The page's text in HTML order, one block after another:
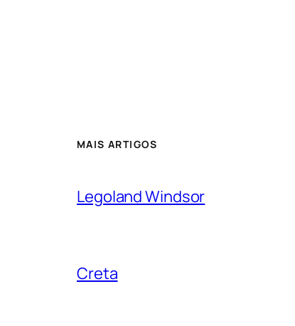
MAIS ARTIGOS
Legoland Windsor
Creta